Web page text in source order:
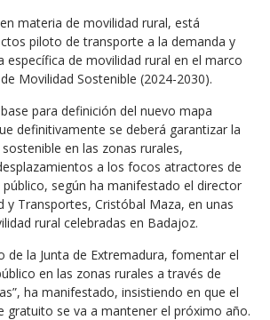
materia de movilidad rural, está
piloto de transporte a la demanda y
específica de movilidad rural en el marco
Movilidad Sostenible (2024-2030).
para definición del nuevo mapa
definitivamente se deberá garantizar la
en las zonas rurales,
a los focos atractores de
según ha manifestado el director
y Transportes, Cristóbal Maza, en unas
rural celebradas en Badajoz.
de la Junta de Extremadura, fomentar el
en las zonas rurales a través de
ha manifestado, insistiendo en que el
gratuito se va a mantener el próximo año.